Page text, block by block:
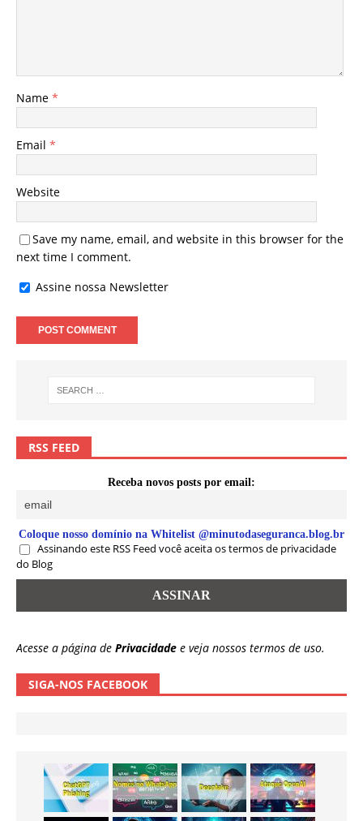
Name *
Email *
Website
Save my name, email, and website in this browser for the
next time I comment.
Assine nossa Newsletter
RSS FEED
Receba novos posts por email:
Coloque nosso domínio na Whitelist @minutodaseguranca.blog.br
Assinando este RSS Feed você aceita os termos de privacidade
do Blog
Acesse a página de Privacidade e veja nossos termos de uso.
SIGA-NOS FACEBOOK